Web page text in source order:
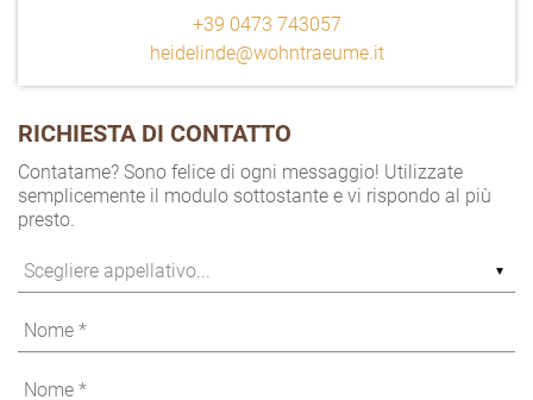
+39 0473 743057
heidelinde@wohntraeume.it
RICHIESTA DI CONTATTO
Contatame? Sono felice di ogni messaggio! Utilizzate
semplicemente il modulo sottostante e vi rispondo al più
presto.